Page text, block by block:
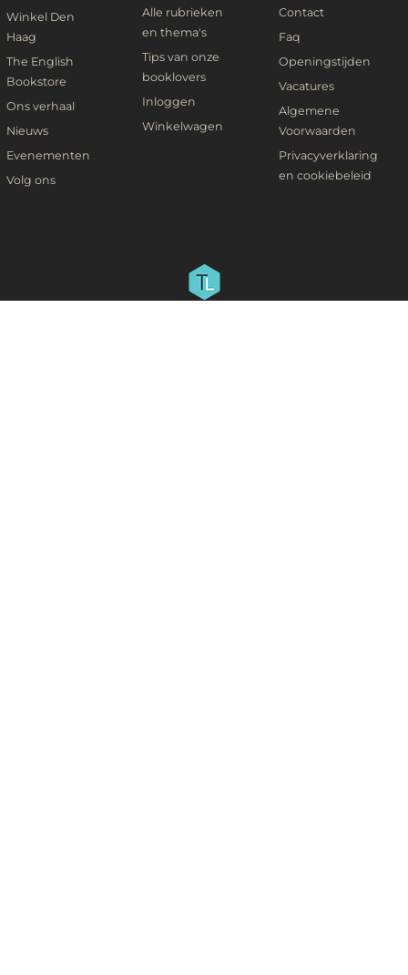
Winkel Den
Haag
The English
Bookstore
Ons verhaal
Nieuws
Evenementen
Volg ons
Alle rubrieken
en thema's
Tips van onze
booklovers
Inloggen
Winkelwagen
Contact
Faq
Openingstijden
Vacatures
Algemene
Voorwaarden
Privacyverklaring
en cookiebeleid